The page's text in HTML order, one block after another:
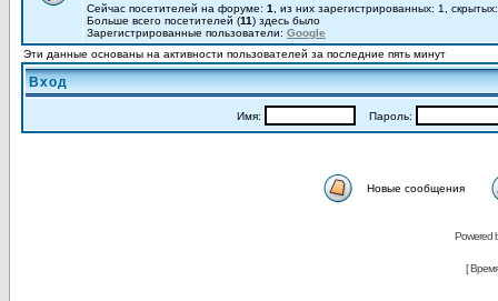
Сейчас посетителей на форуме: 1
, из них зарегистрированных: 1,
Больше всего посетителей (11) здесь было
Зарегистрированные пользователи: Google
Эти данные основаны на активности пользователей за последние пять минут
Вход
Имя: Пароль:
Новые сообщения
Powered
[